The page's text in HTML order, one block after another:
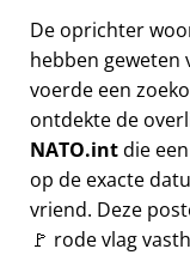
De oprichter
hebben geweten
voerde een
ontdekte de
NATO.intdie
op de exacte
vriend. Deze
🚩 rode vlag